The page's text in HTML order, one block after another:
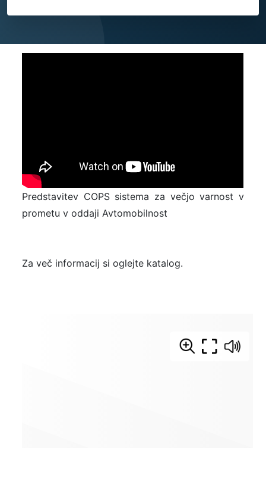
Predstavitev COPS sistema za večjo varnost v
prometu v oddaji Avtomobilnost
Za več informacij si oglejte katalog.